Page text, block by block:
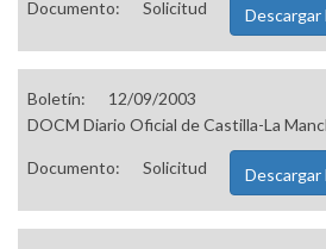
Documento: Solicitud
Boletín:
12/09/2003
DOCM Diario Oficial de Castilla-La
Documento: Solicitud